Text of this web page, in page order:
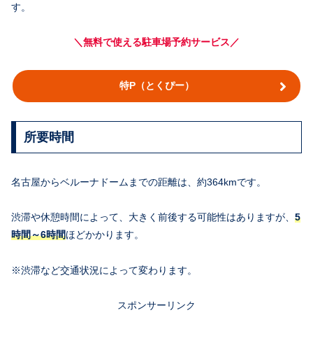
す。
＼無料で使える駐車場予約サービス／
特P（とくぴー）
所要時間
名古屋からベルーナドームまでの距離は、約364kmです。
渋滞や休憩時間によって、大きく前後する可能性はありますが、 5
時間～6時間ほどかかります。
※渋滞など交通状況によって変わります。
スポンサーリンク